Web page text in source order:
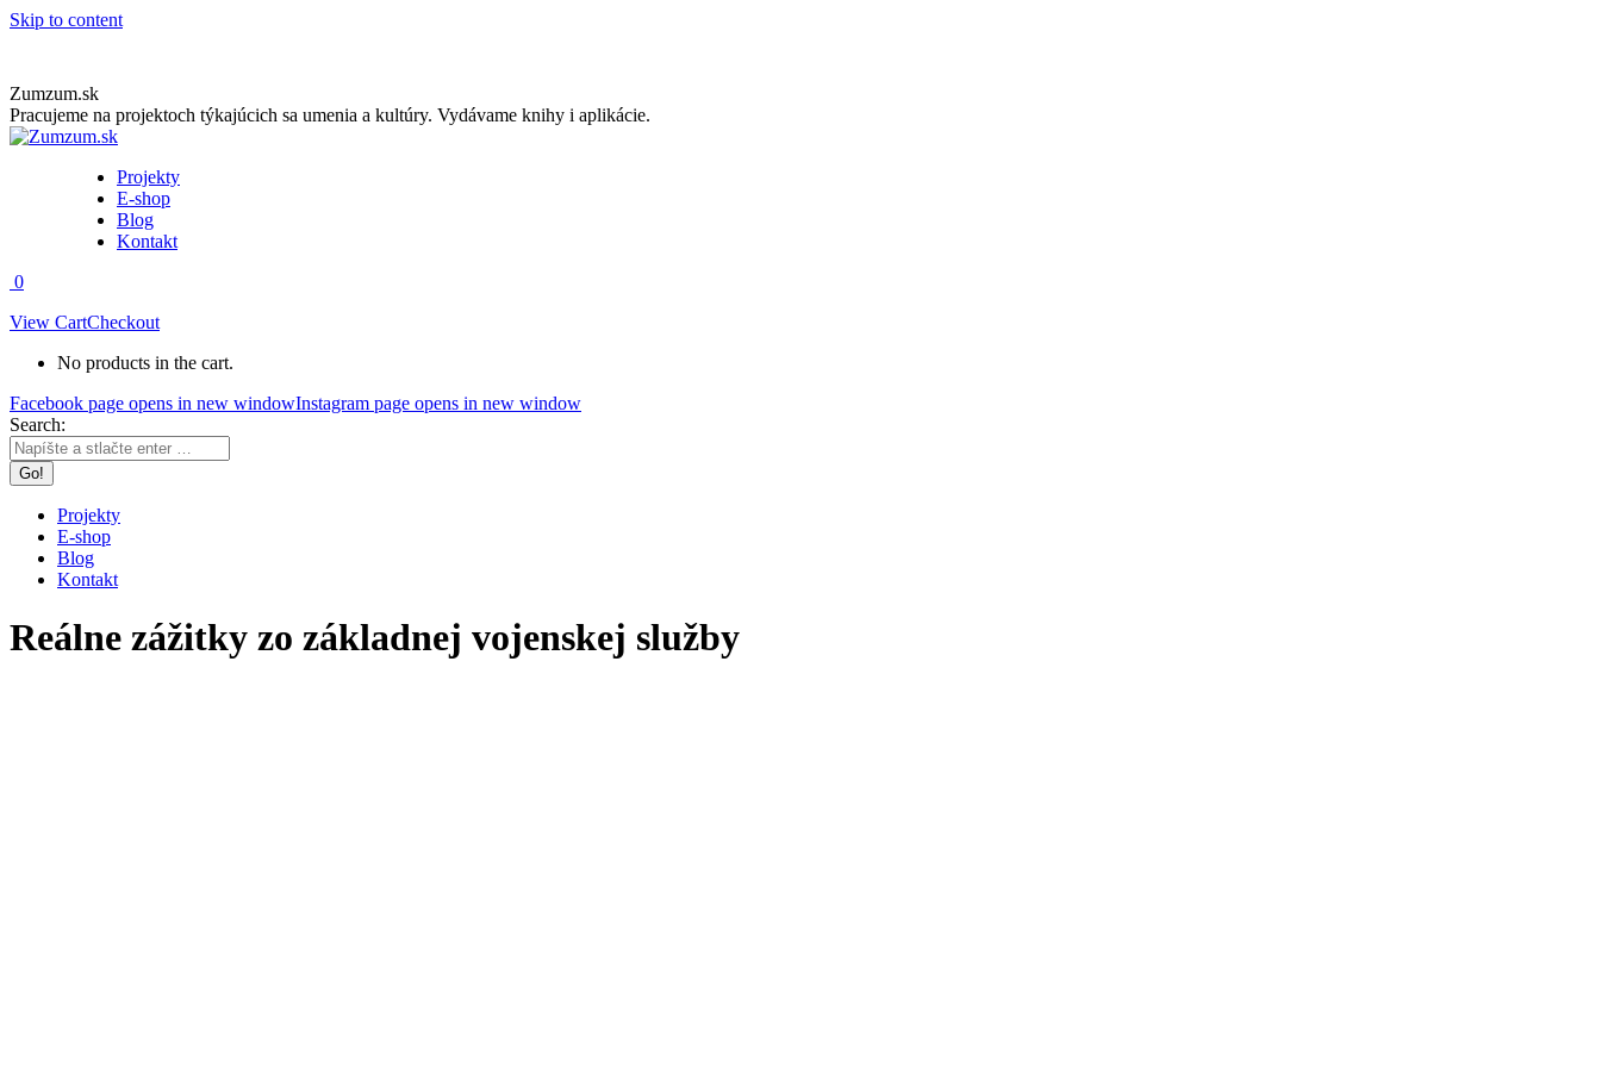
Skip to content
Zumzum.sk
Pracujeme na projektoch týkajúcich sa umenia a kultúry. Vydávame knihy i aplikácie.
Projekty
E-shop
Blog
Kontakt
0
View CartCheckout
No products in the cart.
Facebook page opens in new windowInstagram page opens in new window
Search:
Projekty
E-shop
Blog
Kontakt
Reálne zážitky zo základnej vojenskej služby